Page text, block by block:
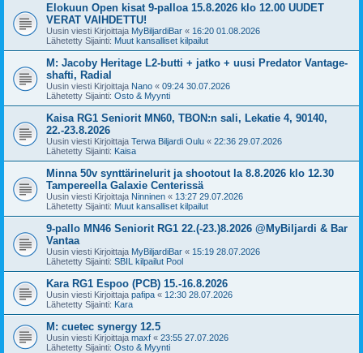
Elokuun Open kisat 9-palloa 15.8.2026 klo 12.00 UUDET
VERAT VAIHDETTU!
Uusin viesti Kirjoittaja MyBiljardiBar « 16:20 01.08.2026
Lähetetty Sijainti: Muut kansalliset kilpailut
M: Jacoby Heritage L2-butti + jatko + uusi Predator Vantage-
shafti, Radial
Uusin viesti Kirjoittaja Nano « 09:24 30.07.2026
Lähetetty Sijainti: Osto & Myynti
Kaisa RG1 Seniorit MN60, TBON:n sali, Lekatie 4, 90140,
22.-23.8.2026
Uusin viesti Kirjoittaja Terwa Biljardi Oulu « 22:36 29.07.2026
Lähetetty Sijainti: Kaisa
Minna 50v synttärinelurit ja shootout la 8.8.2026 klo 12.30
Tampereella Galaxie Centerissä
Uusin viesti Kirjoittaja Ninninen « 13:27 29.07.2026
Lähetetty Sijainti: Muut kansalliset kilpailut
9-pallo MN46 Seniorit RG1 22.(-23.)8.2026 @MyBiljardi & Bar
Vantaa
Uusin viesti Kirjoittaja MyBiljardiBar « 15:19 28.07.2026
Lähetetty Sijainti: SBIL kilpailut Pool
Kara RG1 Espoo (PCB) 15.-16.8.2026
Uusin viesti Kirjoittaja pafipa « 12:30 28.07.2026
Lähetetty Sijainti: Kara
M: cuetec synergy 12.5
Uusin viesti Kirjoittaja maxf « 23:55 27.07.2026
Lähetetty Sijainti: Osto & Myynti